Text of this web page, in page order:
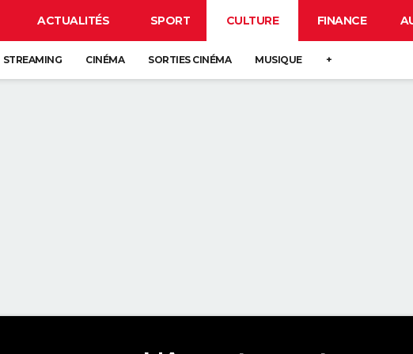
ACTUALITÉS SPORT CULTURE FINANCE
STREAMING CINÉMA SORTIES CINÉMA MUSIQUE +